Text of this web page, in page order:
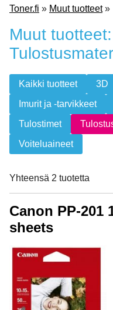
Toner.fi » Muut tuotteet»
Muut tuotteet:
Kaikki tuotteet 3D
Imurit ja -tarvikkeet
Tulostimet
Voiteluaineet
Yhteensä 2 tuotetta
Canon PP-201
sheets